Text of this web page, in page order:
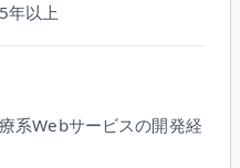
年以上
系Webサービスの開発経